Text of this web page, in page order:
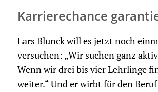
Karrierechance
Lars Blunck will es jetzt noch
versuchen: „Wir suchen ganz
Wenn wir drei bis vier Lehrlinge
weiter.“ Und er wirbt für den